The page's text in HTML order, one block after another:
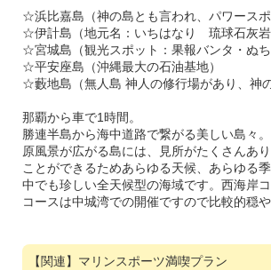
☆浜比嘉島（神の島とも言われ、パワースポ
☆伊計島（地元名：いちはなり 琉球石灰岩
☆宮城島（観光スポット：果報バンタ・ぬち
☆平安座島（沖縄最大の石油基地）
☆藪地島（無人島 神人の修行場があり、神
那覇から車で1時間。
勝連半島から海中道路で繋がる美しい島々
原風景が広がる島には、見所がたくさんあ
ことができるためあらゆる天候、あらゆる
中でも珍しい全天候型の海域です。西海岸
コースは中城湾での開催ですので比較的穏や
マリンスポーツ満喫プラン